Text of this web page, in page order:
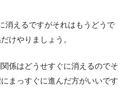
消えるですがそれはもうどうで
けやりましょう。
係はどうせすぐに消えるのでそ
まっすぐに進んだ方がいいです